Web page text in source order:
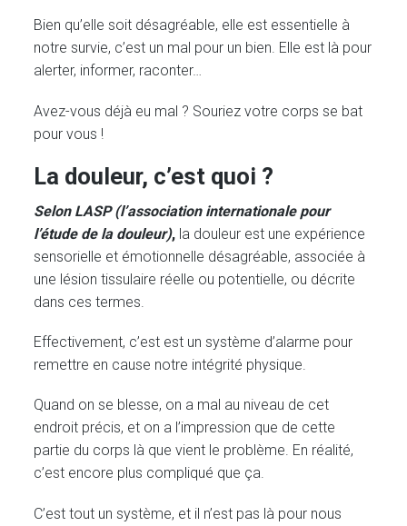
Bien qu’elle soit désagréable, elle est essentielle à
notre survie, c’est un mal pour un bien. Elle est là pour
alerter, informer, raconter…
Avez-vous déjà eu mal ? Souriez votre corps se bat
pour vous !
La douleur, c’est quoi ?
Selon LASP (l’association internationale pour
l’étude de la douleur), la douleur est une expérience
sensorielle et émotionnelle désagréable, associée à
une lésion tissulaire réelle ou potentielle, ou décrite
dans ces termes.
Effectivement, c’est est un système d’alarme pour
remettre en cause notre intégrité physique.
Quand on se blesse, on a mal au niveau de cet
endroit précis, et on a l’impression que de cette
partie du corps là que vient le problème. En réalité,
c’est encore plus compliqué que ça.
C’est tout un système, et il n’est pas là pour nous